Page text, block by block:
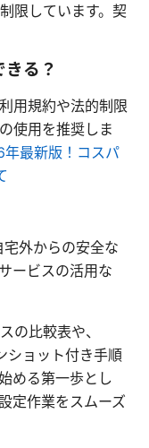
限しています。契
る？
用規約や法的制限
使用を推奨しま
最新版！コスパ
外からの安全な
ービスの活用な
の比較表や、
ショット付き手順
める第一歩とし
定作業をスムーズ